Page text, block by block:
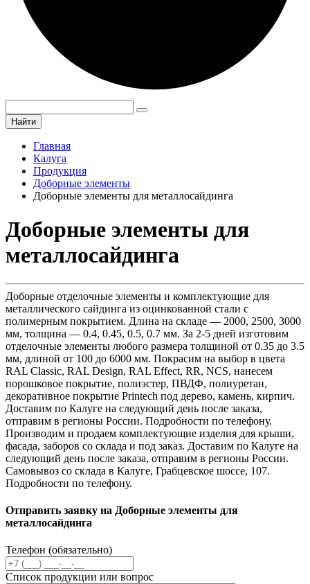
Найти
Главная
Калуга
Продукция
Доборные элементы
Доборные элементы для металлосайдинга
Доборные элементы для
металлосайдинга
Доборные отделочные элементы и комплектующие для
металлического сайдинга из оцинкованной стали с
полимерным покрытием. Длина на складе — 2000, 2500, 3000
мм, толщина — 0.4, 0.45, 0.5, 0.7 мм. За 2-5 дней изготовим
отделочные элементы любого размера толщиной от 0.35 до 3.5
мм, длиной от 100 до 6000 мм. Покрасим на выбор в цвета
RAL Classic, RAL Design, RAL Effect, RR, NCS, нанесем
порошковое покрытие, полиэстер, ПВДФ, полиуретан,
декоративное покрытие Printech под дерево, камень, кирпич.
Доставим по Калуге на следующий день после заказа,
отправим в регионы России. Подробности по телефону.
Производим и продаем комплектующие изделия для крыши,
фасада, заборов со склада и под заказ. Доставим по Калуге на
следующий день после заказа, отправим в регионы России.
Самовывоз со склада в Калуге, Грабцевское шоссе, 107.
Подробности по телефону.
Отправить заявку на Доборные элементы для
металлосайдинга
Телефон (обязательно)
Список продукции или вопрос